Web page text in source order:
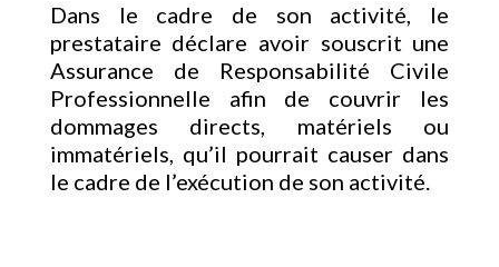
Dans le cadre de son activité, le
prestataire déclare avoir souscrit une
Assurance de Responsabilité Civile
Professionnelle afin de couvrir les
dommages directs, matériels ou
immatériels, qu’il pourrait causer dans
le cadre de l’exécution de son activité.